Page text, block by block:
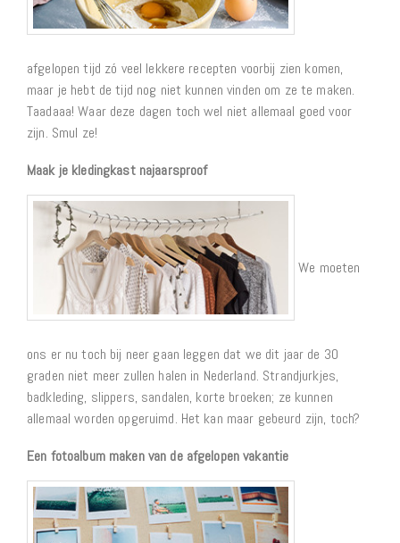
afgelopen tijd zó veel lekkere recepten voorbij zien komen,
maar je hebt de tijd nog niet kunnen vinden om ze te maken.
Taadaaa! Waar deze dagen toch wel niet allemaal goed voor
zijn. Smul ze!
Maak je kledingkast najaarsproof
We moeten
ons er nu toch bij neer gaan leggen dat we dit jaar de 30
graden niet meer zullen halen in Nederland. Strandjurkjes,
badkleding, slippers, sandalen, korte broeken; ze kunnen
allemaal worden opgeruimd. Het kan maar gebeurd zijn, toch?
Een fotoalbum maken van de afgelopen vakantie